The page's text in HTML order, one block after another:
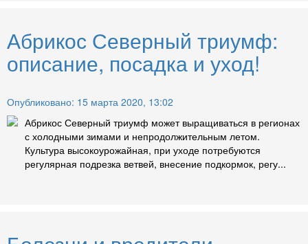
Абрикос Северный триумф:
описание, посадка и уход!
Опубликовано: 15 марта 2020, 13:02
Абрикос Северный триумф может выращиваться в регионах
с холодными зимами и непродолжительным летом.
Культура высокоурожайная, при уходе потребуются
регулярная подрезка ветвей, внесение подкормок, регу...